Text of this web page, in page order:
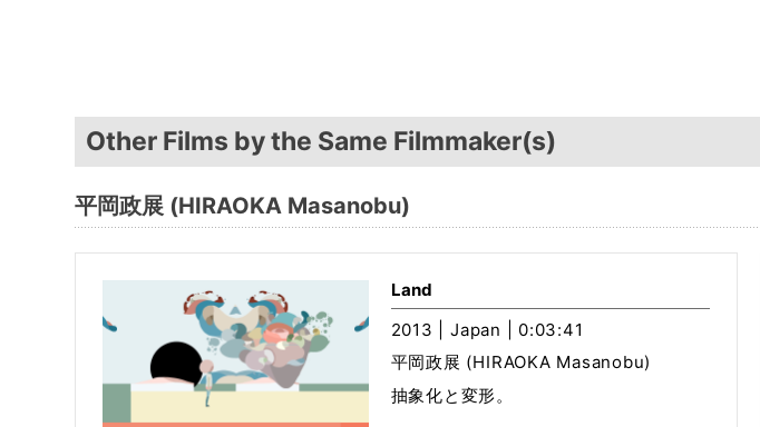
Other Films by the Same Filmmaker(s)
平岡政展 (HIRAOKA Masanobu)
Land
2013 | Japan | 0:03:41
平岡政展 (HIRAOKA Masanobu)
抽象化と変形。